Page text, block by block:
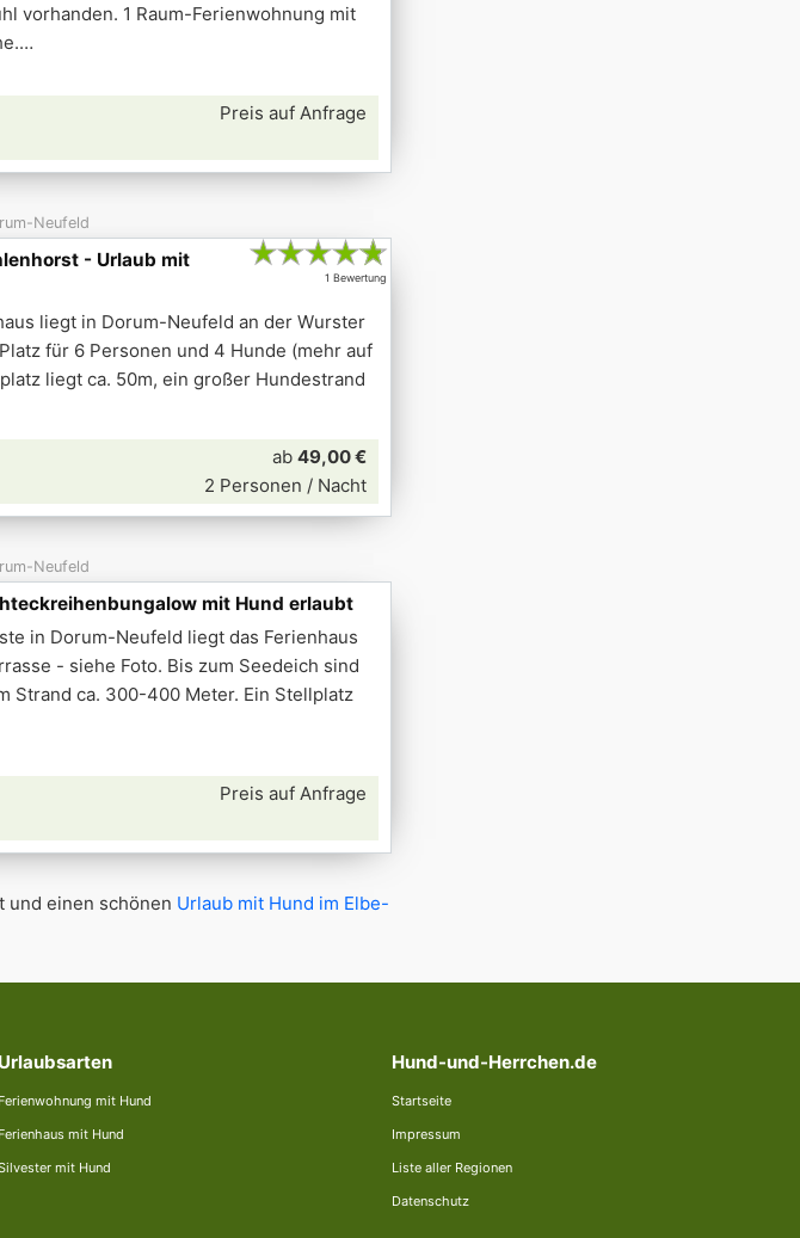
vorhanden. 1 Raum-Ferienwohnung mit
Preis auf Anfrage
Neufeld
★★★★★
1 Bewertung
- Urlaub mit
liegt in Dorum-Neufeld an der Wurster
für 6 Personen und 4 Hunde (mehr auf
liegt ca. 50m, ein großer Hundestrand
ab 49,00 €
2 Personen / Nacht
Neufeld
mit Hund erlaubt
in Dorum-Neufeld liegt das Ferienhaus
- siehe Foto. Bis zum Seedeich sind
Strand ca. 300-400 Meter. Ein Stellplatz
Preis auf Anfrage
und einen schönen Urlaub mit Hund im Elbe-
Urlaubsarten
Ferienwohnung mit Hund
Ferienhaus mit Hund
mit Hund
Hund-und-Herrchen.de
Startseite
Impressum
Liste aller Regionen
Datenschutz